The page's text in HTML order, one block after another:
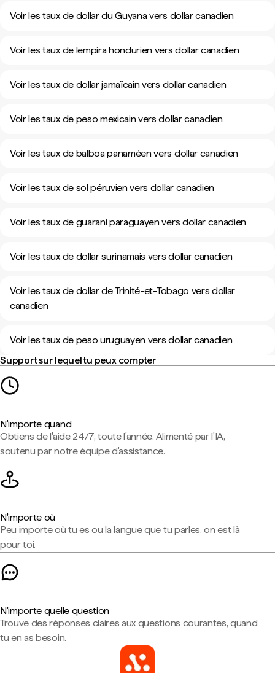
Voir les taux de dollar du Guyana vers dollar canadien
Voir les taux de lempira hondurien vers dollar canadien
Voir les taux de dollar jamaïcain vers dollar canadien
Voir les taux de peso mexicain vers dollar canadien
Voir les taux de balboa panaméen vers dollar canadien
Voir les taux de sol péruvien vers dollar canadien
Voir les taux de guaraní paraguayen vers dollar canadien
Voir les taux de dollar surinamais vers dollar canadien
Voir les taux de dollar de Trinité-et-Tobago vers dollar
canadien
Voir les taux de peso uruguayen vers dollar canadien
Support sur lequel tu peux compter
N'importe quand
Obtiens de l'aide 24/7, toute l'année. Alimenté par l'IA,
soutenu par notre équipe d'assistance.
N'importe où
Peu importe où tu es ou la langue que tu parles, on est là
pour toi.
N'importe quelle question
Trouve des réponses claires aux questions courantes, quand
tu en as besoin.